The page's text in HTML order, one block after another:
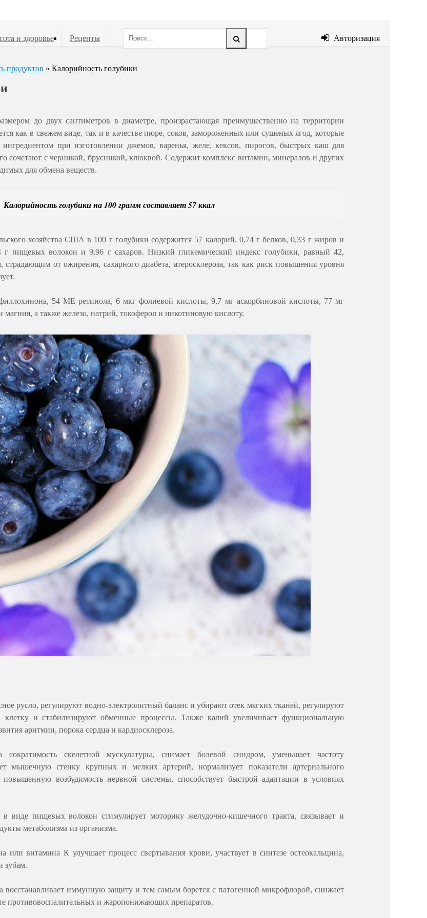
и здоровье Рецепты Авторизация
продуктов » Калорийность голубики
до двух сантиметров в диаметре, произрастающая преимущественно на территории
как в свежем виде, так и в качестве пюре, соков, замороженных или сушеных ягод, которые
при изготовлении джемов, варенья, желе, кексов, пирогов, быстрых каш для
сочетают с черникой, брусникой, клюквой. Содержит комплекс витамин, минералов и других
для обмена веществ.
Калорийность голубики на 100 грамм составляет 57 ккал
хозяйства США в 100 г голубики содержится 57 калорий, 0,74 г белков, 0,33 г жиров и
г пищевых волокон и 9,96 г сахаров. Низкий гликемический индекс голубики, равный 42,
страдающим от ожирения, сахарного диабета, атеросклероза, так как риск повышения уровня
54 МЕ ретинола, 6 мкг фолиевой кислоты, 9,7 мг аскорбиновой кислоты, 77 мг
а также железо, натрий, токоферол и никотиновую кислоту.
русло, регулируют водно-электролитный баланс и убирают отек мягких тканей, регулируют
клетку и стабилизируют обменные процессы. Также калий увеличивает функциональную
аритмии, порока сердца и кардиосклероза.
скелетной мускулатуры, снимает болевой синдром, уменьшает частоту
мышечную стенку крупных и мелких артерий, нормализует показатели артериального
возбудимость нервной системы, способствует быстрой адаптации в условиях
виде пищевых волокон стимулирует моторику желудочно-кишечного тракта, связывает и
метаболизма из организма.
или витамина К улучшает процесс свертывания крови, участвует в синтезе остеокальцина,
зубам.
восстанавливает иммунную защиту и тем самым борется с патогенной микрофлорой, снижает
противовоспалительных и жаропонижающих препаратов.